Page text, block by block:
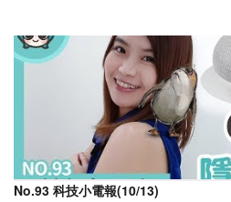
No.93 科技小電報(10/13)